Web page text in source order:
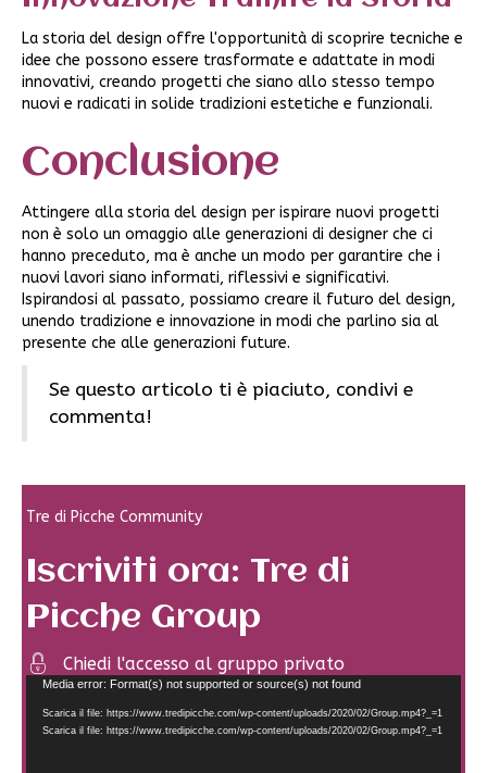
La storia del design offre l'opportunità di scoprire tecniche e
idee che possono essere trasformate e adattate in modi
innovativi, creando progetti che siano allo stesso tempo
nuovi e radicati in solide tradizioni estetiche e funzionali.
Conclusione
Attingere alla storia del design per ispirare nuovi progetti
non è solo un omaggio alle generazioni di designer che ci
hanno preceduto, ma è anche un modo per garantire che i
nuovi lavori siano informati, riflessivi e significativi.
Ispirandosi al passato, possiamo creare il futuro del design,
unendo tradizione e innovazione in modi che parlino sia al
presente che alle generazioni future.
Se questo articolo ti è piaciuto, condivi e
commenta!
Tre di Picche Community
Iscriviti ora: Tre di
Picche Group
Chiedi l'accesso al gruppo privato
Video
Player
Media error: Format(s) not supported or source(s) not found
Scarica il file: https://www.tredipicche.com/wp-content/uploads/2020/02/Group.mp4?_=1
Scarica il file: https://www.tredipicche.com/wp-content/uploads/2020/02/Group.mp4?_=1